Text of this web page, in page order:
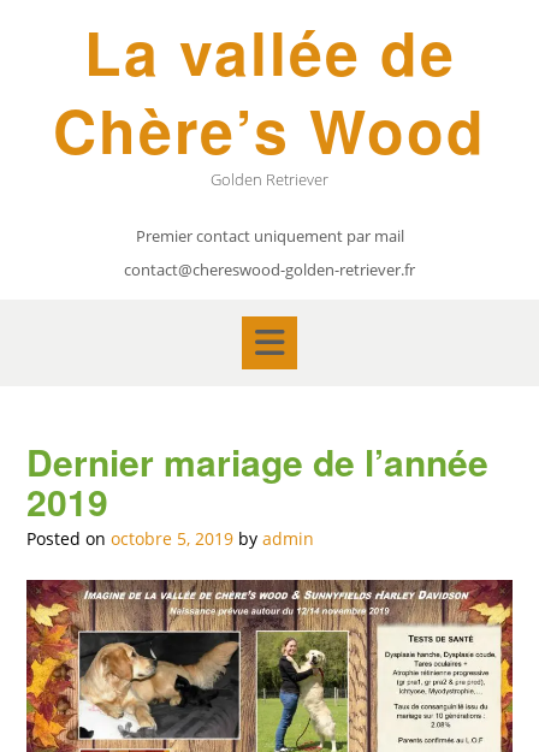
La vallée de
Chère’s Wood
Golden Retriever
Premier contact uniquement par mail
contact@chereswood-golden-retriever.fr
Dernier mariage de l’année
2019
Posted on octobre 5, 2019 by admin